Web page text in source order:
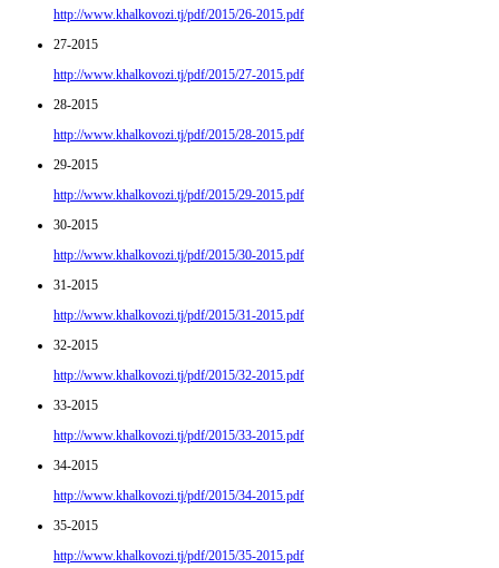
http://www.khalkovozi.tj/pdf/2015/26-2015.pdf
27-2015
http://www.khalkovozi.tj/pdf/2015/27-2015.pdf
28-2015
http://www.khalkovozi.tj/pdf/2015/28-2015.pdf
29-2015
http://www.khalkovozi.tj/pdf/2015/29-2015.pdf
30-2015
http://www.khalkovozi.tj/pdf/2015/30-2015.pdf
31-2015
http://www.khalkovozi.tj/pdf/2015/31-2015.pdf
32-2015
http://www.khalkovozi.tj/pdf/2015/32-2015.pdf
33-2015
http://www.khalkovozi.tj/pdf/2015/33-2015.pdf
34-2015
http://www.khalkovozi.tj/pdf/2015/34-2015.pdf
35-2015
http://www.khalkovozi.tj/pdf/2015/35-2015.pdf